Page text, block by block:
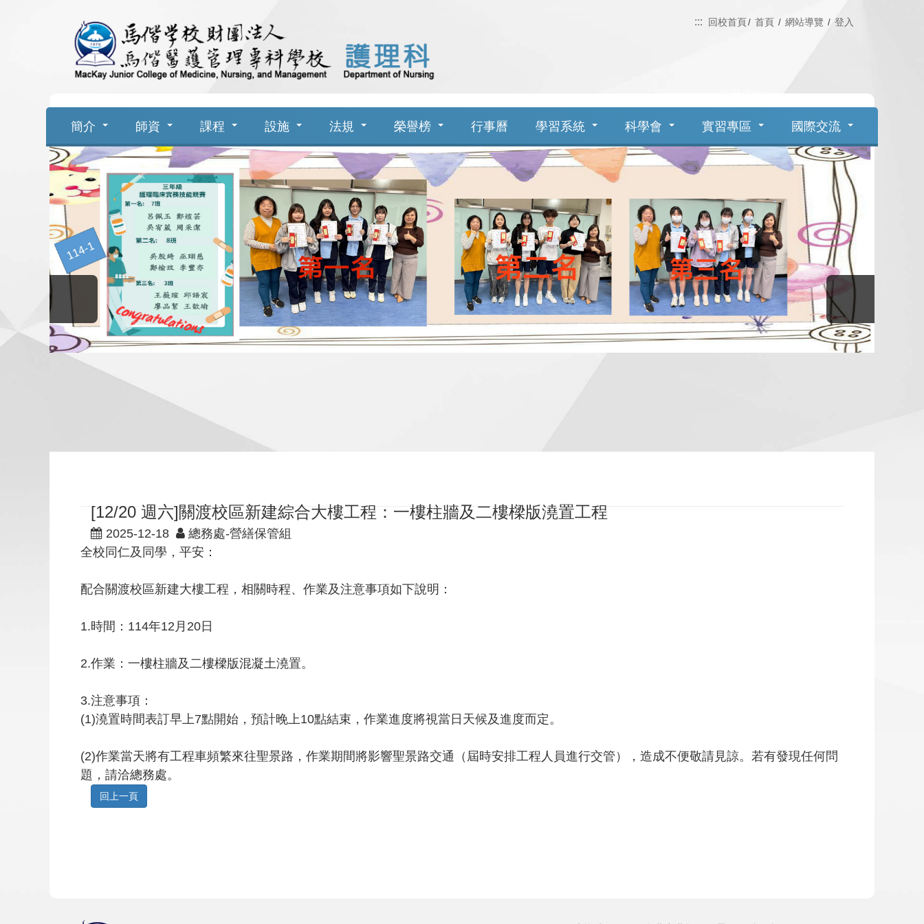
::: 回校首頁 首頁 網站導覽 登入
簡介 師資 課程 設施 法規 榮譽榜 行事曆 學習系統 科學會 實習專區 國際交流
[12/20 週六]關渡校區新建綜合大樓工程：一樓柱牆及二樓樑版澆置工程
2025-12-18
總務處-營繕保管組
全校同仁及同學，平安：
配合關渡校區新建大樓工程，相關時程、作業及注意事項如下說明：
1.時間：114年12月20日
2.作業：一樓柱牆及二樓樑版混凝土澆置。
3.注意事項：
(1)澆置時間表訂早上7點開始，預計晚上10點結束，作業進度將視當日天候及進度而定。
(2)作業當天將有工程車頻繁來往聖景路，作業期間將影響聖景路交通（屆時安排工程人員進行交管），造成不便敬請見諒。若有發現任何問
題，請洽總務處。